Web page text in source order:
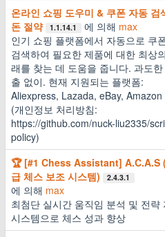
온라인 쇼핑 도우미 & 쿠폰 자동 검
돈 절약
1.1.14.1 에 의해 max
인기 쇼핑 플랫폼에서 자동으로 쿠
검색하여 필요한 제품에 대한 최상
래를 찾는 데 도움을 줍니다. 과도한
출 없이. 현재 지원되는 플랫폼:
Aliexpress, Lazada, eBay, Amazon
(개인정보 처리방침:
https://github.com/nuck-liu2335/
policy)
🏆 [#1 Chess Assistant] A.C.A.S
급 체스 보조 시스템)
2.4.3.1
에 의해 max
최첨단 실시간 움직임 분석 및 전략
시스템으로 체스 성과 향상